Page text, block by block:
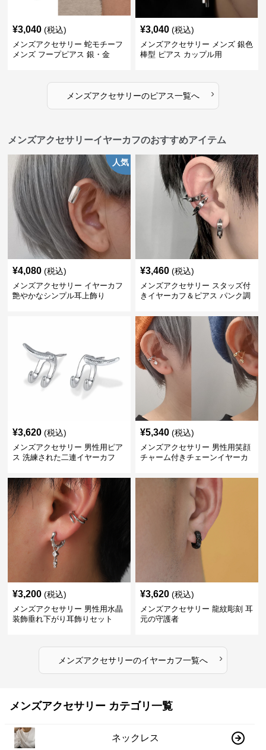
¥3,040 (税込)
メンズアクセサリー 蛇モチーフ
メンズ フープピアス 銀・金
¥3,040 (税込)
メンズアクセサリー メンズ 銀色
棒型 ピアス カップル用
メンズアクセサリーのピアス一覧へ ›
メンズアクセサリーイヤーカフのおすすめアイテム
人気
¥4,080 (税込)
メンズアクセサリー イヤーカフ
艶やかなシンプル耳上飾り
¥3,460 (税込)
メンズアクセサリー スタッズ付
きイヤーカフ＆ピアス パンク調
¥3,620 (税込)
メンズアクセサリー 男性用ピア
ス 洗練された二連イヤーカフ
¥5,340 (税込)
メンズアクセサリー 男性用笑顔
チャーム付きチェーンイヤーカ
¥3,200 (税込)
メンズアクセサリー 男性用水晶
装飾垂れ下がり耳飾りセット
¥3,620 (税込)
メンズアクセサリー 龍紋彫刻 耳
元の守護者
メンズアクセサリーのイヤーカフ一覧へ ›
メンズアクセサリー カテゴリ一覧
ネックレス